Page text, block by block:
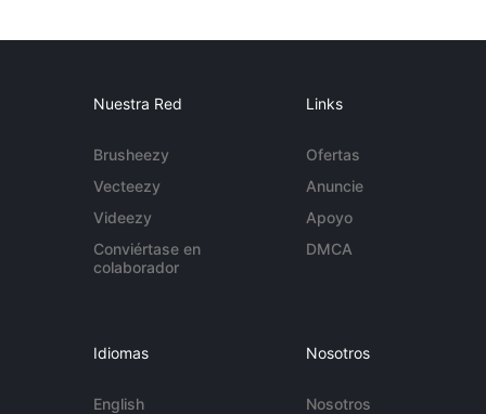
Nuestra Red
Brusheezy
Vecteezy
Videezy
Conviértase en
colaborador
Links
Ofertas
Anuncie
Apoyo
DMCA
Idiomas
English
Nosotros
Nosotros